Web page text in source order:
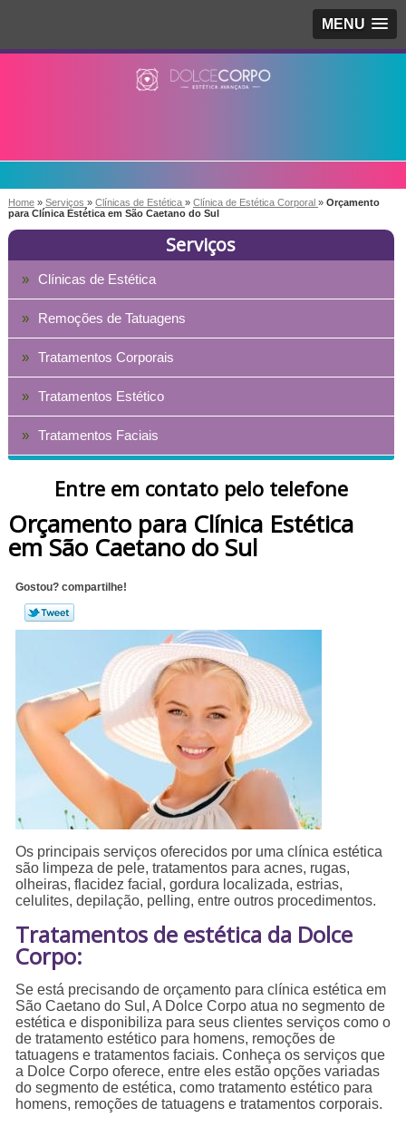
MENU
Home » Serviços » Clínicas de Estética » Clínica de Estética Corporal » Orçamento
para Clínica Estética em São Caetano do Sul
Serviços
Clínicas de Estética
Remoções de Tatuagens
Tratamentos Corporais
Tratamentos Estético
Tratamentos Faciais
Entre em contato pelo telefone
Orçamento para Clínica Estética
em São Caetano do Sul
Gostou? compartilhe!
Os principais serviços oferecidos por uma clínica estética
são limpeza de pele, tratamentos para acnes, rugas,
olheiras, flacidez facial, gordura localizada, estrias,
celulites, depilação, pelling, entre outros procedimentos.
Tratamentos de estética da Dolce
Corpo:
Se está precisando de orçamento para clínica estética em
São Caetano do Sul, A Dolce Corpo atua no segmento de
estética e disponibiliza para seus clientes serviços como o
de tratamento estético para homens, remoções de
tatuagens e tratamentos faciais. Conheça os serviços que
a Dolce Corpo oferece, entre eles estão opções variadas
do segmento de estética, como tratamento estético para
homens, remoções de tatuagens e tratamentos corporais.